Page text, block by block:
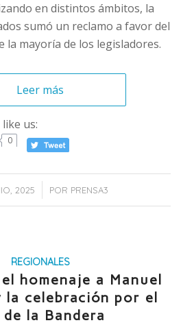
en distintos ámbitos, la
sumó un reclamo a favor del
la mayoría de los legisladores.
Leer más
us:
0
2025 POR PRENSA3
REGIONALES
homenaje a Manuel
la celebración por el
de la Bandera